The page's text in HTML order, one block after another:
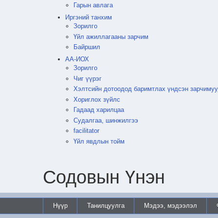
Гарын авлага
Иргэний танхим
Зорилго
Үйл ажиллагааны зарчим
Байршил
АА-ИОХ
Зорилго
Чиг үүрэг
Хэлтсийн дотоодод баримтлах үндсэн
Хориглох зүйлс
Гадаад харилцаа
Судалгаа, шинжилгээ
facilitator
Үйл явдлын тойм
Содовын Үнэн
Нүүр Танилцуулга Мэдээ, мэдээлэл